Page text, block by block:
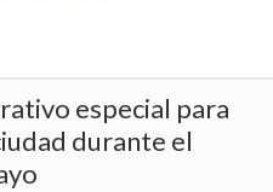
especial para
durante el